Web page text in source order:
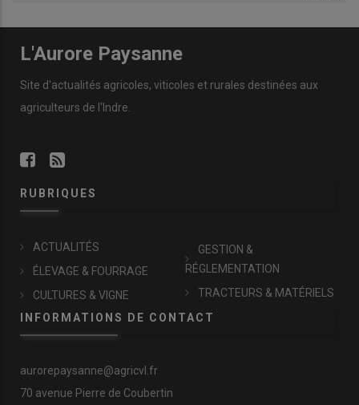
L'Aurore Paysanne
Site d'actualités agricoles, viticoles et rurales destinées aux
agriculteurs de l'Indre.
RUBRIQUES
ACTUALITÉS
ÉLEVAGE & FOURRAGE
CULTURES & VIGNE
GESTION &
RÉGLEMENTATION
TRACTEURS & MATÉRIELS
INFORMATIONS DE CONTACT
aurorepaysanne@agricvl.fr
70 avenue Pierre de Coubertin